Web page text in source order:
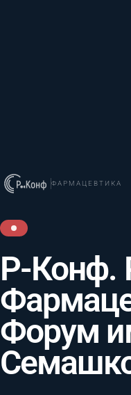
ФАРМАЦЕВТИКА
Р-Конф.
Форум